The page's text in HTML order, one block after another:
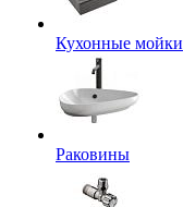
Кухонные мойки
Раковины